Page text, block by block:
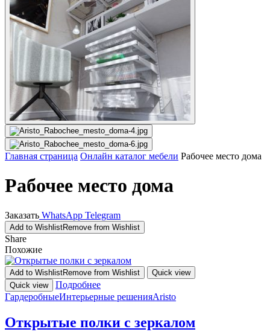
Главная страница Онлайн каталог мебели Рабочее место дома
Рабочее место дома
Заказать WhatsApp Telegram
Add to WishlistRemove from Wishlist
Share
Похожие
Add to WishlistRemove from Wishlist
Quick view
Quick view
Подробнее
ГардеробныеИнтерьерные решенияAristo
Открытые полки с зеркалом